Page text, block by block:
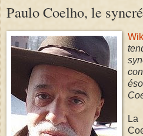
Paulo Coelho, le
La